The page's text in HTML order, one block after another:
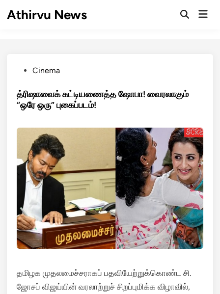
Athirvu News
OpenMain
PostedCinema
த்ரிஷாவைக் கட்டியணைத்த ஷோபா! வைரலாகும்
“ஒரே ஒரு” புகைப்படம்!
தமிழக முதலமைச்சராகப் பதவியேற்றுக்கொண்ட சி.
ஜோசப் விஜய்யின் வரலாற்றுச் சிறப்புமிக்க விழாவில்,